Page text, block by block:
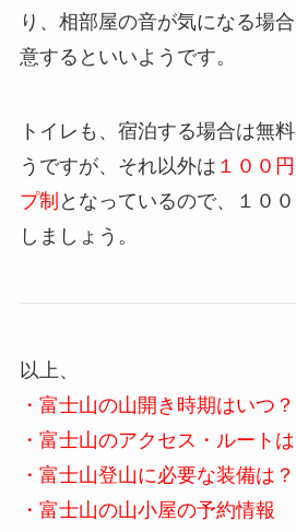
り、相部屋の音が気になる場
意するといいようです。
トイレも、宿泊する場合は無
うですが、それ以外は １００
プ制 となっているので、１０
しましょう。
以上、
・富士山の山開き時期はいつ？
・富士山のアクセス・ルートは
・富士山登山に必要な装備は？
・富士山の山小屋の予約情報